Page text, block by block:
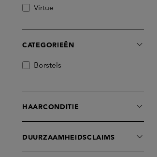
Virtue
CATEGORIEËN
Borstels
HAARCONDITIE
DUURZAAMHEIDSCLAIMS